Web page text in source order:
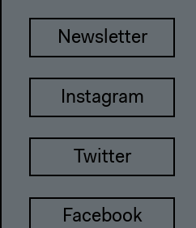
Newsletter
Instagram
Twitter
Facebook